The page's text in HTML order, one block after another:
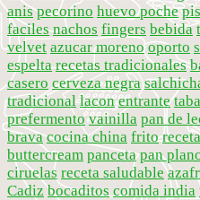
anis pecorino huevo poche
faciles nachos fingers bebida
velvet azucar moreno oporto
espelta recetas tradicionales
casero cerveza negra
tradicional lacon entrante
prefermento vainilla pan de
brava cocina china frito
buttercream panceta pan
ciruelas receta saludable
Cadiz bocaditos comida india